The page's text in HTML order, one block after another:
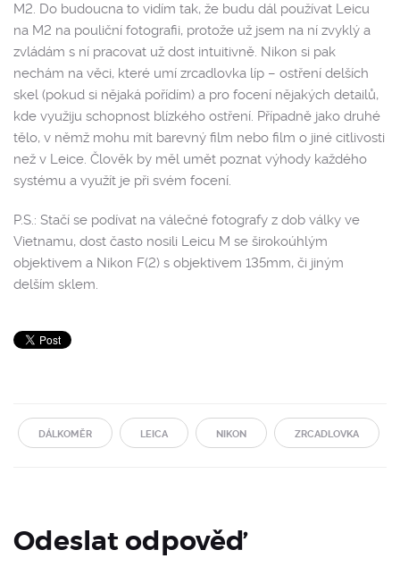
M2. Do budoucna to vidím tak, že budu dál používat Leicu
na M2 na pouliční fotografii, protože už jsem na ní zvyklý a
zvládám s ní pracovat už dost intuitivně. Nikon si pak
nechám na věci, které umí zrcadlovka líp – ostření delších
skel (pokud si nějaká pořídím) a pro focení nějakých detailů,
kde využiju schopnost blízkého ostření. Případně jako druhé
tělo, v němž mohu mít barevný film nebo film o jiné citlivosti
než v Leice. Člověk by měl umět poznat výhody každého
systému a využít je při svém focení.
P.S.: Stačí se podívat na válečné fotografy z dob války ve
Vietnamu, dost často nosili Leicu M se širokoúhlým
objektivem a Nikon F(2) s objektivem 135mm, či jiným
delším sklem.
DÁLKOMĚR LEICA NIKON ZRCADLOVKA
Odeslat odpověď